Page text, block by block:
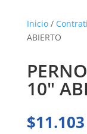
Inicio/
ABIERTO
10″
$11.103